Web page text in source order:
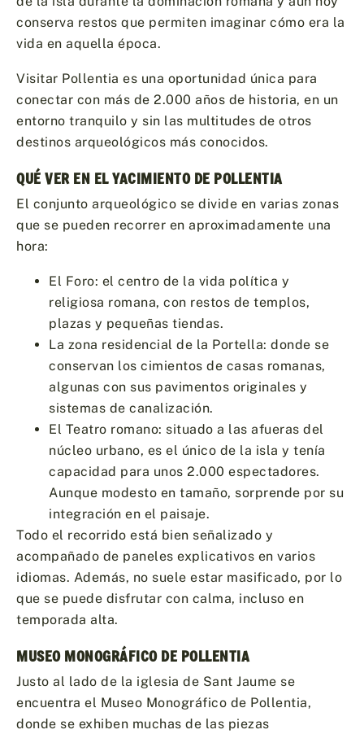
conserva restos que permiten imaginar cómo era la
vida en aquella época.
Visitar Pollentia es una oportunidad única para
conectar con más de 2.000 años de historia, en un
entorno tranquilo y sin las multitudes de otros
destinos arqueológicos más conocidos.
QUÉ VER EN EL YACIMIENTO DE POLLENTIA
El conjunto arqueológico se divide en varias zonas
que se pueden recorrer en aproximadamente una
hora:
El Foro: el centro de la vida política y
religiosa romana, con restos de templos,
plazas y pequeñas tiendas.
La zona residencial de la Portella: donde se
conservan los cimientos de casas romanas,
algunas con sus pavimentos originales y
sistemas de canalización.
El Teatro romano: situado a las afueras del
núcleo urbano, es el único de la isla y tenía
capacidad para unos 2.000 espectadores.
Aunque modesto en tamaño, sorprende por su
integración en el paisaje.
Todo el recorrido está bien señalizado y
acompañado de paneles explicativos en varios
idiomas. Además, no suele estar masificado, por lo
que se puede disfrutar con calma, incluso en
temporada alta.
MUSEO MONOGRÁFICO DE POLLENTIA
Justo al lado de la iglesia de Sant Jaume se
encuentra el Museo Monográfico de Pollentia,
donde se exhiben muchas de las piezas